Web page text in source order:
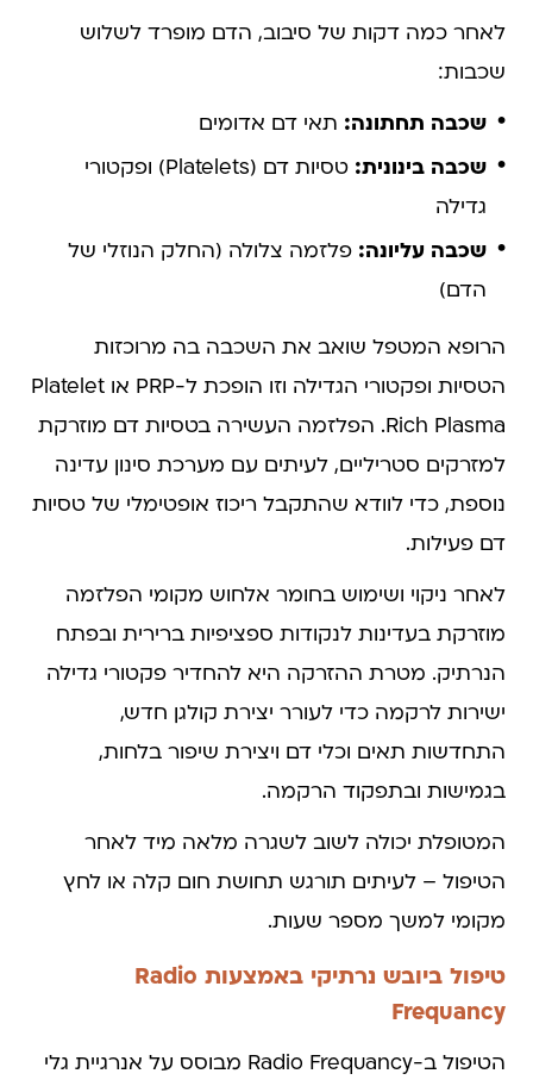
לאחר כמה דקות של סיבוב, הדם מופרד לשלוש
שכבות:
שכבה תחתונה: תאי דם אדומים
שכבה בינונית:
טסיות דם (Platelets) ופקטורי
גדילה
שכבה עליונה:פלזמה צלולה (החלק הנוזלי של
הדם)
הרופא המטפל שואב את השכבה בה מרוכזות
הטסיות ופקטורי הגדילה וזו הופכת ל-PRP או Platelet
Rich Plasma. הפלזמה העשירה בטסיות דם מוזרקת
למזרקים סטריליים, לעיתים עם מערכת סינון עדינה
נוספת, כדי לוודא שהתקבל ריכוז אופטימלי של טסיות
דם פעילות.
לאחר ניקוי ושימוש בחומר אלחוש מקומי הפלזמה
מוזרקת בעדינות לנקודות ספציפיות ברירית ובפתח
הנרתיק. מטרת ההזרקה היא להחדיר פקטורי גדילה
ישירות לרקמה כדי לעורר יצירת קולגן חדש,
התחדשות תאים וכלי דם ויצירת שיפור בלחות,
בגמישות ובתפקוד הרקמה.
המטופלת יכולה לשוב לשגרה מלאה מיד לאחר
הטיפול – לעיתים תורגש תחושת חום קלה או לחץ
מקומי למשך מספר שעות.
טיפול ביובש נרתיקי באמצעות Radio
Frequancy
הטיפול ב-Radio Frequancy מבוסס על אנרגיית גלי